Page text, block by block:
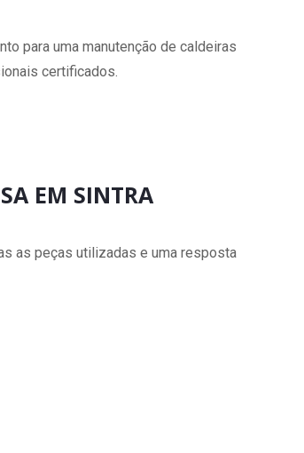
para uma manutenção de caldeiras
certificados.
EM SINTRA
as peças utilizadas e uma resposta